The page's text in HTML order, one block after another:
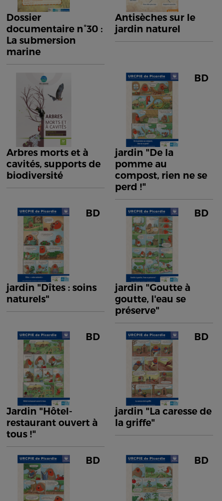
Dossier
documentaire n°30 :
La submersion
marine
Antisèches sur le
jardin naturel
Arbres morts et à
cavités, supports de
biodiversité
BD
jardin "De la
pomme au
compost, rien ne se
perd !"
BD
jardin "Dîtes : soins
naturels"
BD
jardin "Goutte à
goutte, l'eau se
préserve"
BD
Jardin "Hôtel-
restaurant ouvert à
tous !"
BD
jardin "La caresse de
la griffe"
BD BD